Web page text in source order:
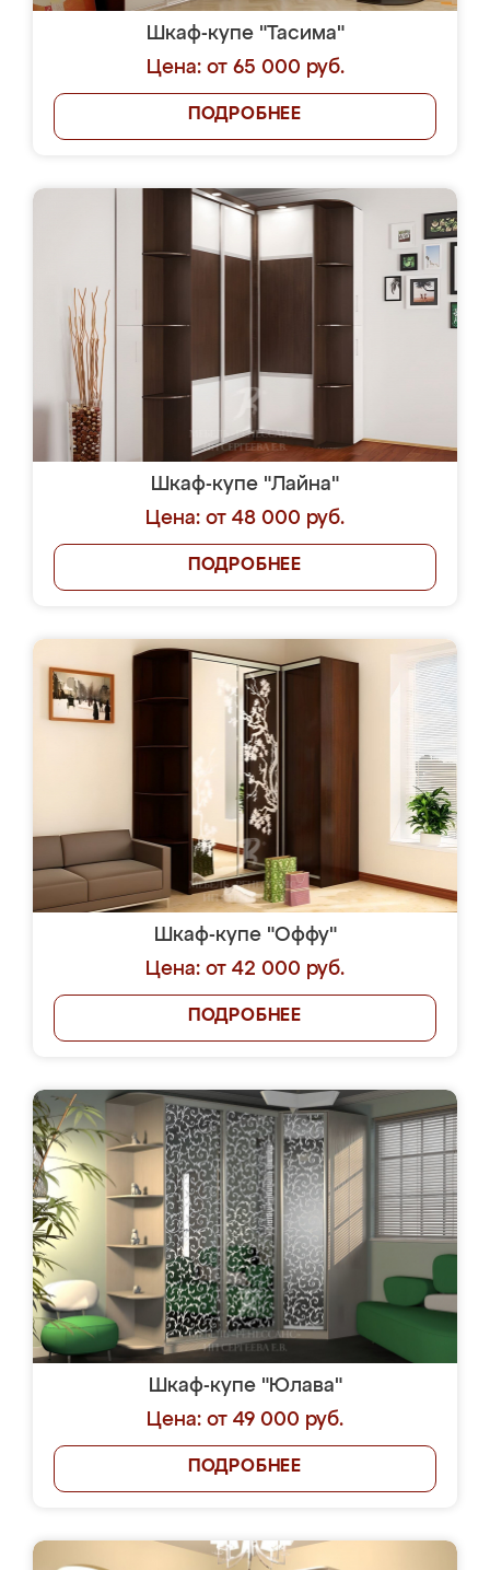
Шкаф-купе "Тасима"
Цена: от 65 000 руб.
ПОДРОБНЕЕ
Шкаф-купе "Лайна"
Цена: от 48 000 руб.
ПОДРОБНЕЕ
Шкаф-купе "Оффу"
Цена: от 42 000 руб.
ПОДРОБНЕЕ
Шкаф-купе "Юлава"
Цена: от 49 000 руб.
ПОДРОБНЕЕ